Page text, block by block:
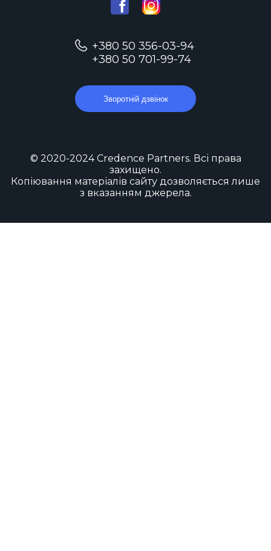
+380 50 356-03-94
+380 50 701-99-74
Зворотній дзвінок
© 2020-2024 Credence Partners. Всі права
захищено.
Копіювання матеріалів сайту дозволяється лише
з вказанням джерела.